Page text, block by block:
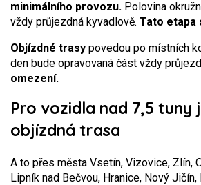
minimálního provozu. Polovina
vždy průjezdná kyvadlově. Tato etapa
Objízdné trasy povedou po místních
den bude opravovaná část vždy
omezení.
Pro vozidla nad 7,5 tuny
objízdná trasa
A to přes města Vsetín, Vizovice, Zlín,
Lipník nad Bečvou, Hranice, Nový